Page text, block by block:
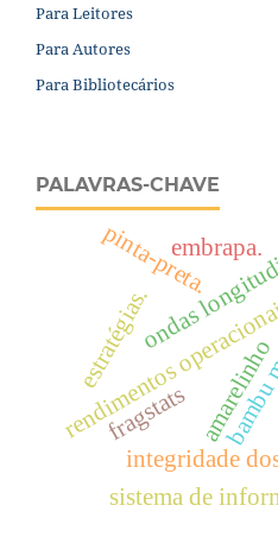
Para Leitores
Para Autores
Para Bibliotecários
PALAVRAS-CHAVE
rendimentos
ondas
fragstats
integridade
pinta-preta.
sistema de
amarelinho
embrapa.
estratégias.